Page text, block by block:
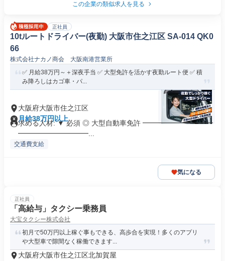
この企業の類似求人を見る
正社員
10tルートドライバー(夜勤) 大阪市住之江区 SA-014 QK0
66
株式会社ナカノ商会 大阪南港営業所
✅ 月給38万円～＋深夜手当 ✅ 大型免許を活かす夜勤ルート便 ✅ 積
み降ろしはカゴ車・パ...
大阪府大阪市住之江区
月給38万円以上
求める人材: ▼ 必須 ◎ 大型自動車免許 ━━━━━━━━━━
━━━━━━━━━━...
交通費支給
気になる
正社員
「高給与」タクシー乗務員
大宝タクシー株式会社
初月で50万円以上稼ぐ事もできる、高歩合を実現！多くのアプリ
や大型車で隙間なく稼働できます...
大阪府大阪市住之江区北加賀屋